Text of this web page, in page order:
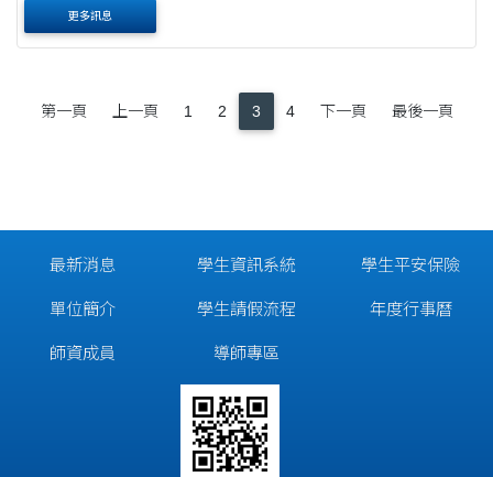
更多訊息
第一頁 上一頁 1 2 3 4 下一頁 最後一頁
最新消息
單位簡介
師資成員
學生資訊系統
學生請假流程
導師專區
學生平安保險
年度行事曆